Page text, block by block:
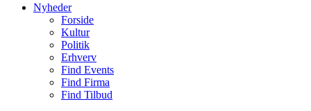
Nyheder
Forside
Kultur
Politik
Erhverv
Find Events
Find Firma
Find Tilbud